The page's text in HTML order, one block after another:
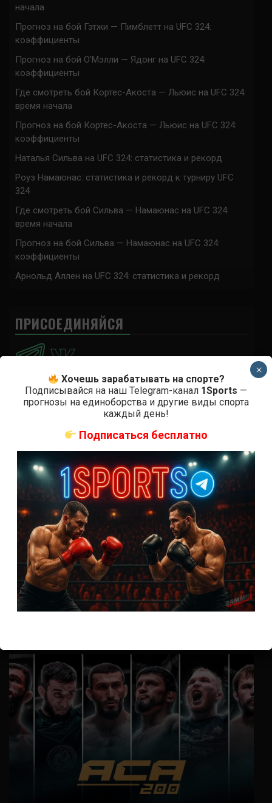
начала
Прогноз на бой Гэтжи — Пимблетт на UFC 324:
коэффициенты
Прогноз на бой О’Мэлли — Ядонг на UFC 324:
коэффициенты
Где смотреть бой Кортес-Акоста — Льюис на UFC 324:
время начала
Прогноз на бой Кортес-Акоста — Льюис на UFC 324:
коэффициенты
Наталья Сильва на UFC 324: статистика и рекорд
Роуз Намаюнас: статистика и рекорд к турниру UFC
324
Где смотреть бой Сильва — Намаюнас на UFC 324:
время начала
Прогноз на бой Сильва — Намаюнас на UFC 324:
коэффициенты
Арнольд Аллен на UFC 324: статистика и рекорд
ПРИСОЕДИНЯЙСЯ
АнонимнокДоминик Круз — Деметриус Джонсон
А как смотреть с ноутбука?
Анонимно Расписание боев UFC
Кусок говна ты, существом даже нельзя ,такое как ты назвать!
АнонимнокКонор МакГрегор
УЧ
АнонимнокРэнди Браун — Николас Далби
не запускается ни один бой, реклама есть, а когда
заканчивается начинается загрузка видео длиною в жизнь.
Исправьте пожалуйста
Хочешь зарабатывать на спорте?
Подписывайся на наш Telegram-канал 1Sports —
прогнозы на единоборства и другие виды спорта
каждый день!
Подписаться бесплатно
×